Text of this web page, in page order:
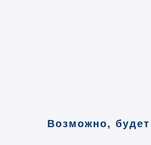
Возможно, будет